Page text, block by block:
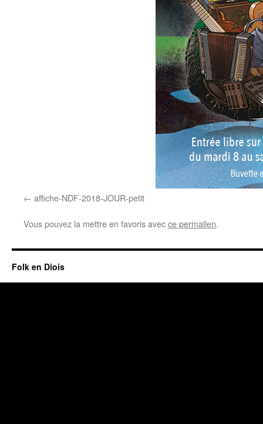
affiche-NDF-2018-JOUR-petit
Vous pouvez la mettre en favoris avecce permalien.
Folk en Diois